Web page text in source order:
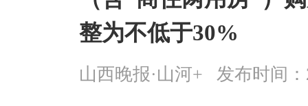
整为不低于30%
山西晚报·山河+ 发布时间：